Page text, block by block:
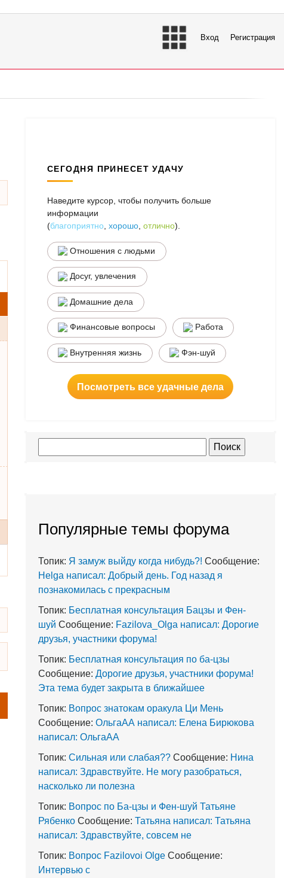
Вход Регистрация
СЕГОДНЯ ПРИНЕСЕТ УДАЧУ
Наведите курсор, чтобы получить больше
информации
(благоприятно хорошо отлично).
Отношения с людьми
Досуг, увлечения
Домашние дела
Финансовые вопросы Работа
Внутренняя жизнь Фэн-шуй
Посмотреть все удачные дела
Популярные темы форума
Топик: Я замуж выйду когда нибудь?! Сообщение:
Helga написал: Добрый день. Год назад я
познакомилась с прекрасным
Топик: Бесплатная консультация Бацзы и Фен-
шуй Сообщение: Fazilova_Olga написал: Дорогие
друзья, участники форума!
Топик: Бесплатная консультация по ба-цзы
Сообщение: Дорогие друзья, участники форума!
Эта тема будет закрыта в ближайшее
Топик: Вопрос знатокам оракула Ци Мень
Сообщение: ОльгаАА написал: Елена Бирюкова
написал: ОльгаАА
Топик: Сильная или слабая?? Сообщение: Нина
написал: Здравствуйте. Не могу разобраться,
насколько ли полезна
Топик: Вопрос по Ба-цзы и Фен-шуй Татьяне
Рябенко Сообщение: Татьяна написал: Татьяна
написал: Здравствуйте, совсем не
Топик: Вопрос Fazilovoi Olge Сообщение:
Интервью с